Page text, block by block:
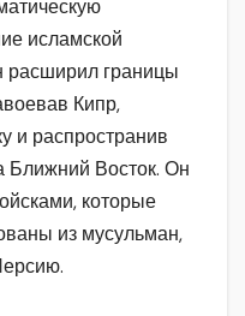
исламской
расширил границы
Кипр,
и распространив
Ближний Восток. Он
которые
из мусульман,